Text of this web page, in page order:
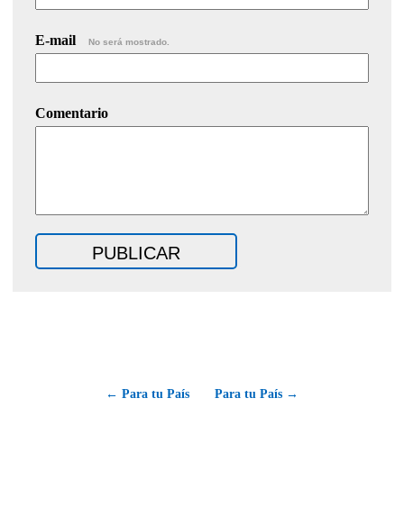
E-mail No será mostrado.
Comentario
← Para tu País Para tu País →